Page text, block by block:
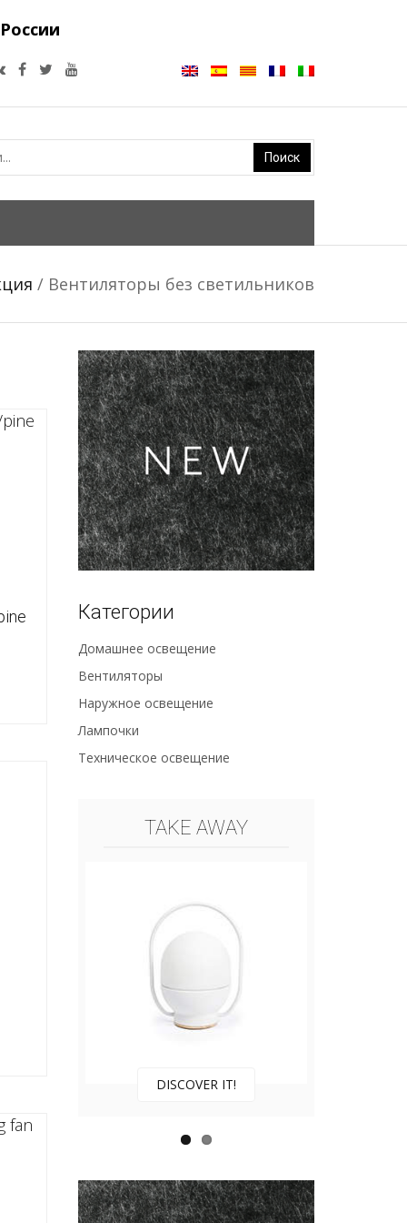
/ Вентиляторы без светильников
Категории
Домашнее освещение
Вентиляторы
Наружное освещение
Лампочки
Техническое освещение
TAKE AWAY
DISCOVER IT!